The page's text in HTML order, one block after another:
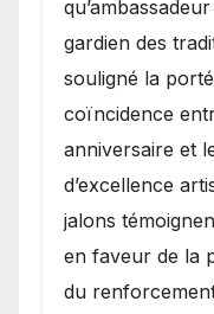
gardien des
souligné la
coïncidence
anniversaire et
d’excellence
jalons
en faveur de la
du